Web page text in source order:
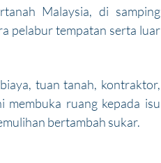
Malaysia, di samping
pelabur tempatan serta luar
tuan tanah, kontraktor,
membuka ruang kepada isu
bertambah sukar.